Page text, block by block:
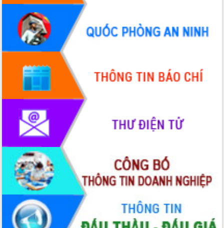
Hội thảo góp ý hồ sơ điều chỉnh quy
hoạch tỉnh Đắk Lắk thời kỳ 2021-2030,
tầm nhìn đến năm 2050
Nâng cao hiệu quả hoạt động của các
doanh nghiệp nhà nước
Hội nghị triển khai kết nối mạng
truyền số liệu chuyên dùng phục vụ cơ
quan Đảng, Nhà nước
Lễ phát động chuỗi hoạt động chung
Xã Ea Kar bước chuyển mình trong
công tác cải cách hành chính mô hình
mới
UBND tỉnh họp báo định kỳ tháng 4
năm 2026
Hội thảo khoa học “Giải pháp thúc đẩy
phát triển nền kinh tế xanh tại tỉnh
Đắk Lắk”
Tăng cường giám sát, đôn đốc thực
hiện nhiệm vụ quản lý tài sản công
hàng tuần